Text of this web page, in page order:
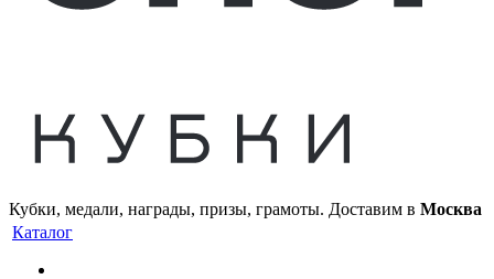
Кубки, медали, награды, призы, грамоты. Доставим в Москва
Каталог